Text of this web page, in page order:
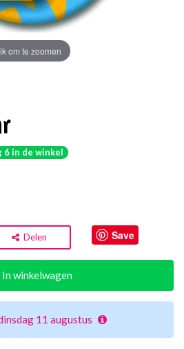
om te zoomen
6 in de winkel
Delen Save
In winkelwagen
11 augustus